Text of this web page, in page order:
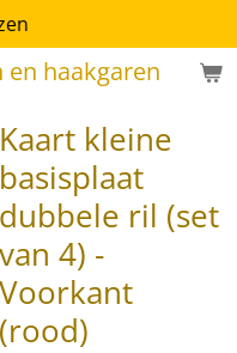
en haakgaren
Kaart kleine
basisplaat
dubbele ril (set
van 4) -
Voorkant
(rood)